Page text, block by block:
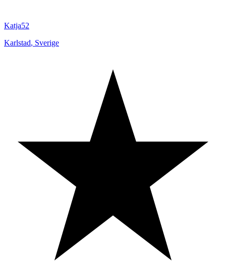
Katja52
Karlstad, Sverige